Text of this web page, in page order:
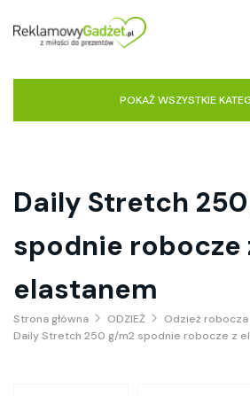
POKAŻ WSZYSTKIE
Daily Stretch
spodnie robocze
elastanem
Strona główna ODZIEŻ
Odzież robocza
Daily Stretch 250 g/m2 spodnie robocze z